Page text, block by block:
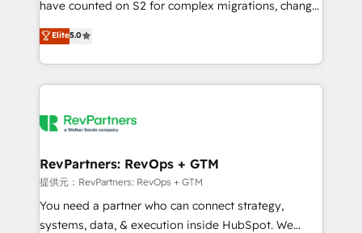
have counted on S2 for complex migrations, change
management, systems integration, and creative
solutions that deliver measurable impact and
transform brand experiences As one of the few full-
service creative agencies in the HubSpot
winning design to build scalable, globally
marketing campaigns, & RevOps frameworks that
fuel long-term success We connect the entire
customer lifecycle through seamless integrations,
ensure long-term adoption with change-
Elite5.0
RevPartners: RevOps + GTM
提供元：RevPartners: RevOps + GTM
You need a partner who can connect strategy,
systems, data, & execution inside HubSpot. We